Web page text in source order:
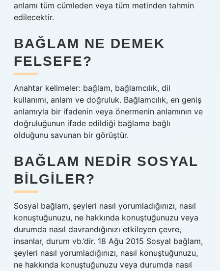
anlamı tüm cümleden veya tüm metinden tahmin
edilecektir.
BAĞLAM NE DEMEK
FELSEFE?
Anahtar kelimeler: bağlam, bağlamcılık, dil
kullanımı, anlam ve doğruluk. Bağlamcılık, en geniş
anlamıyla bir ifadenin veya önermenin anlamının ve
doğruluğunun ifade edildiği bağlama bağlı
olduğunu savunan bir görüştür.
BAĞLAM NEDIR SOSYAL
BILGILER?
Sosyal bağlam, şeyleri nasıl yorumladığınızı, nasıl
konuştuğunuzu, ne hakkında konuştuğunuzu veya
durumda nasıl davrandığınızı etkileyen çevre,
insanlar, durum vb.’dir. 18 Ağu 2015 Sosyal bağlam,
şeyleri nasıl yorumladığınızı, nasıl konuştuğunuzu,
ne hakkında konuştuğunuzu veya durumda nasıl